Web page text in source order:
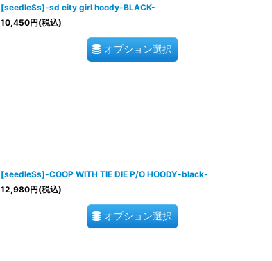
[seedleSs]-sd city girl hoody-BLACK-
10,450円(税込)
オプション選択
[seedleSs]-COOP WITH TIE DIE P/O HOODY-black-
12,980円(税込)
オプション選択